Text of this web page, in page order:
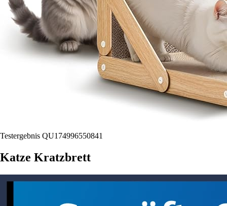
Testergebnis QU174996550841
Katze Kratzbrett